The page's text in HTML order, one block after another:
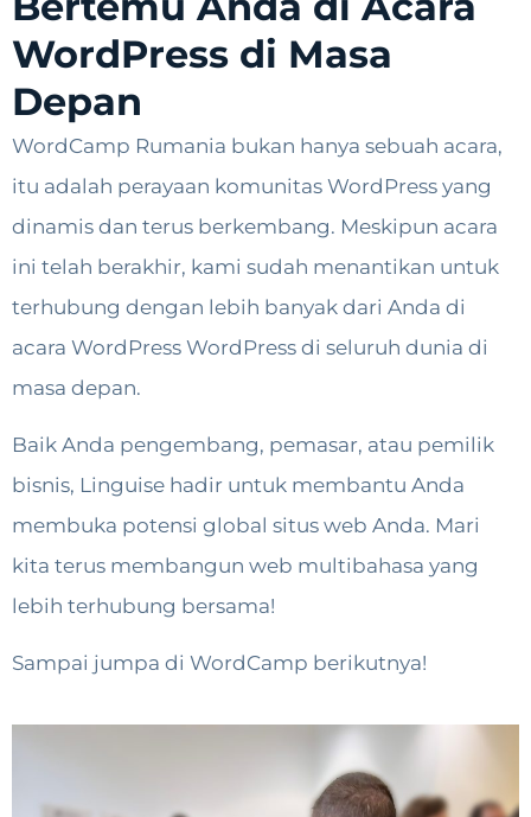
WordPress di Masa
Depan
WordCamp Rumania bukan hanya sebuah acara,
itu adalah perayaan komunitas WordPress yang
dinamis dan terus berkembang. Meskipun acara
ini telah berakhir, kami sudah menantikan untuk
terhubung dengan lebih banyak dari Anda di
acara WordPress WordPress di seluruh dunia di
masa depan.
Baik Anda pengembang, pemasar, atau pemilik
bisnis, Linguise hadir untuk membantu Anda
membuka potensi global situs web Anda. Mari
kita terus membangun web multibahasa yang
lebih terhubung bersama!
Sampai jumpa di WordCamp berikutnya!